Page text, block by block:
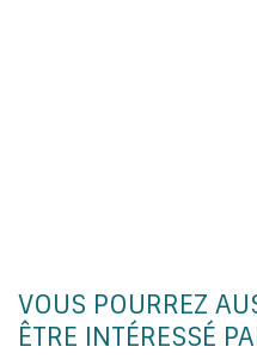
VOUS POURREZ
ÊTRE INTÉRESSÉ